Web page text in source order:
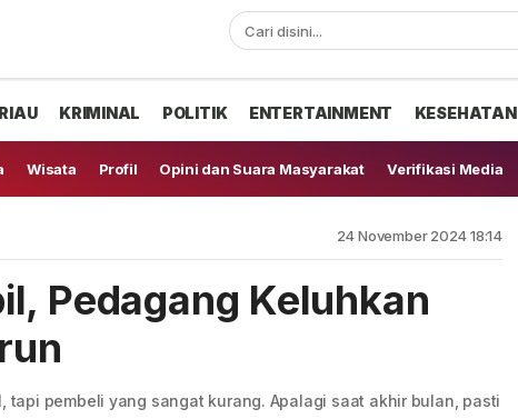
KRIMINAL POLITIK ENTERTAINMENT KESEHATAN
Wisata Profil Opini dan Suara Masyarakat Verifikasi Media
24 November 2024 18:14
Pedagang Keluhkan
pembeli yang sangat kurang. Apalagi saat akhir bulan, pasti